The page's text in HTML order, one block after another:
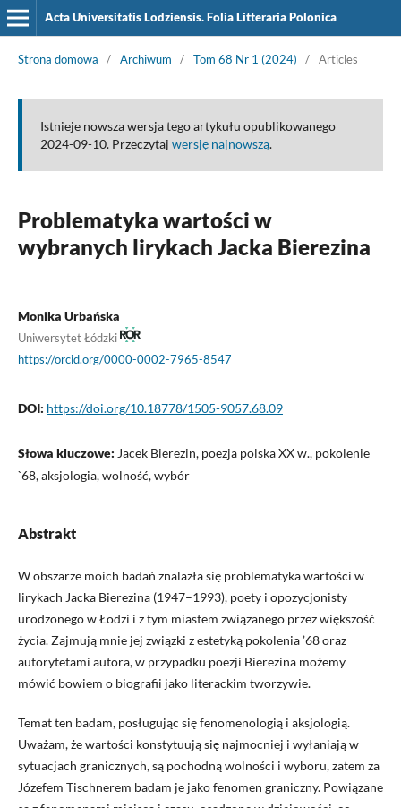
Acta Universitatis Lodziensis. Folia Litteraria Polonica
Strona domowa / Archiwum / Tom 68 Nr 1 (2024) / Articles
Istnieje nowsza wersja tego artykułu opublikowanego
2024-09-10. Przeczytaj wersję najnowszą.
Problematyka wartości w
wybranych lirykach Jacka Bierezina
Monika Urbańska
Uniwersytet Łódzki
https://orcid.org/0000-0002-7965-8547
DOI: https://doi.org/10.18778/1505-9057.68.09
Słowa kluczowe: Jacek Bierezin, poezja polska XX w., pokolenie
`68, aksjologia, wolność, wybór
Abstrakt
W obszarze moich badań znalazła się problematyka wartości w
lirykach Jacka Bierezina (1947–1993), poety i opozycjonisty
urodzonego w Łodzi i z tym miastem związanego przez większość
życia. Zajmują mnie jej związki z estetyką pokolenia ’68 oraz
autorytetami autora, w przypadku poezji Bierezina możemy
mówić bowiem o biografii jako literackim tworzywie.
Temat ten badam, posługując się fenomenologią i aksjologią.
Uważam, że wartości konstytuują się najmocniej i wyłaniają w
sytuacjach granicznych, są pochodną wolności i wyboru, zatem za
Józefem Tischnerem badam je jako fenomen graniczny. Powiązane